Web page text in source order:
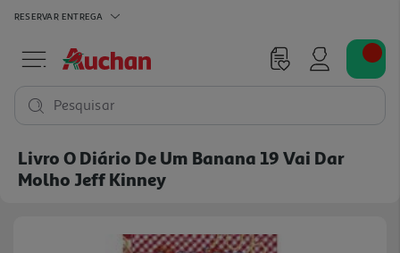
RESERVAR ENTREGA
Pesquisar
Livro O Diário De Um Banana 19 Vai Dar
Molho Jeff Kinney